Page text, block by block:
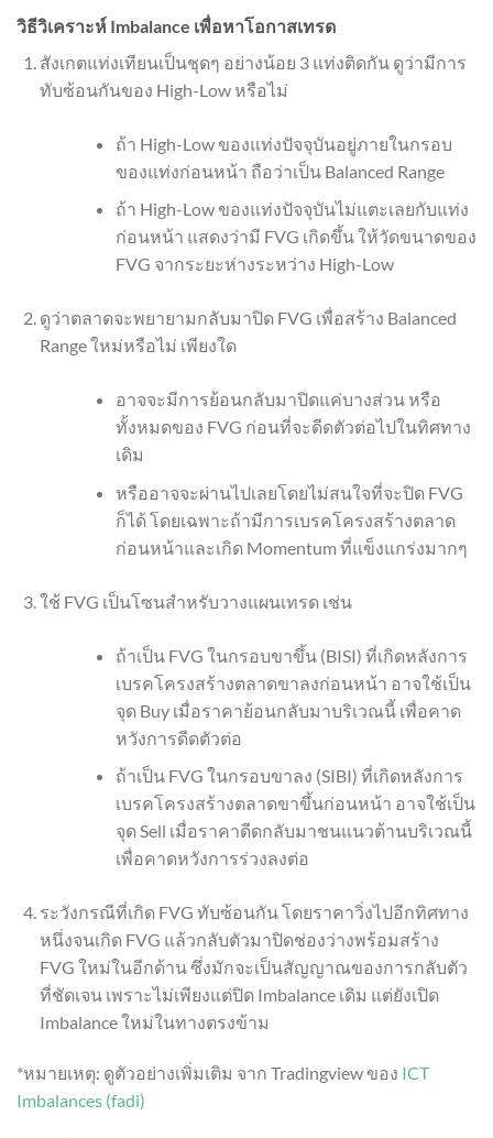
วิธีวิเคราะห์ Imbalance เพื่อหาโอกาสเทรด
สังเกตแท่งเทียนเป็นชุดๆ อย่างน้อย 3 แท่งติดกัน ดูว่ามีการ
ทับซ้อนกันของ High-Low หรือไม่
ถ้า High-Low ของแท่งปัจจุบันอยู่ภายในกรอบ
ของแท่งก่อนหน้า ถือว่าเป็น Balanced Range
ถ้า High-Low ของแท่งปัจจุบันไม่แตะเลยกับแท่ง
ก่อนหน้า แสดงว่ามี FVG เกิดขึ้น ให้วัดขนาดของ
FVG จากระยะห่างระหว่าง High-Low
ดูว่าตลาดจะพยายามกลับมาปิด FVG เพื่อสร้าง Balanced
Range ใหม่หรือไม่ เพียงใด
อาจจะมีการย้อนกลับมาปิดแค่บางส่วน หรือ
ทั้งหมดของ FVG ก่อนที่จะดีดตัวต่อไปในทิศทาง
เดิม
หรืออาจจะผ่านไปเลยโดยไม่สนใจที่จะปิด FVG
ก็ได้ โดยเฉพาะถ้ามีการเบรคโครงสร้างตลาด
ก่อนหน้าและเกิด Momentum ที่แข็งแกร่งมากๆ
ใช้ FVG เป็นโซนสำหรับวางแผนเทรด เช่น
ถ้าเป็น FVG ในกรอบขาขึ้น (BISI) ที่เกิดหลังการ
เบรคโครงสร้างตลาดขาลงก่อนหน้า อาจใช้เป็น
จุด Buy เมื่อราคาย้อนกลับมาบริเวณนี้ เพื่อคาด
หวังการดีดตัวต่อ
ถ้าเป็น FVG ในกรอบขาลง (SIBI) ที่เกิดหลังการ
เบรคโครงสร้างตลาดขาขึ้นก่อนหน้า อาจใช้เป็น
จุด Sell เมื่อราคาดีดกลับมาชนแนวต้านบริเวณนี้
เพื่อคาดหวังการร่วงลงต่อ
ระวังกรณีที่เกิด FVG ทับซ้อนกัน โดยราคาวิ่งไปอีกทิศทาง
หนึ่งจนเกิด FVG แล้วกลับตัวมาปิดช่องว่างพร้อมสร้าง
FVG ใหม่ในอีกด้าน ซึ่งมักจะเป็นสัญญาณของการกลับตัว
ที่ชัดเจน เพราะไม่เพียงแต่ปิด Imbalance เดิม แต่ยังเปิด
Imbalance ใหม่ในทางตรงข้าม
*หมายเหตุ: ดูตัวอย่างเพิ่มเติม จาก Tradingview ของ ICT
Imbalances (fadi)